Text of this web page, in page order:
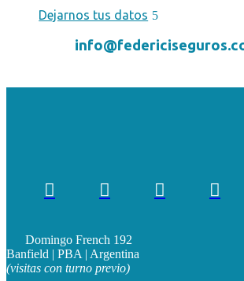
Dejarnos tus datos
   
Domingo French 192
Banfield | PBA | Argentina
(visitas con turno previo)